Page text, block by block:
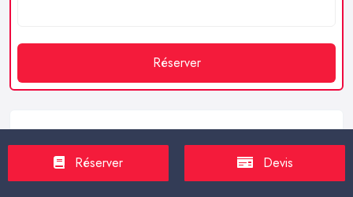
Réserver
Service client
https://proxilive.fr
Réserver Devis